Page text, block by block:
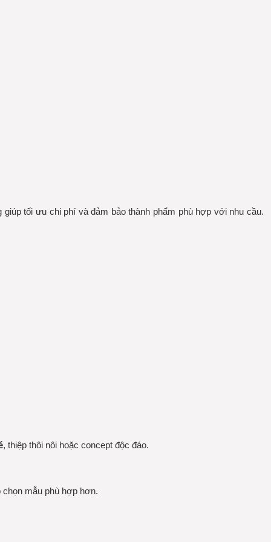
tối ưu chi phí và đảm bảo thành phẩm phù hợp với nhu cầu.
, thiệp thôi nôi hoặc concept độc đáo.
mẫu phù hợp hơn.